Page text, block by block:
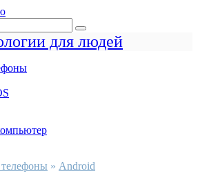
для людей
» Android